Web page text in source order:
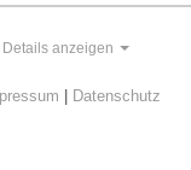
Details anzeigen
| Datenschutz